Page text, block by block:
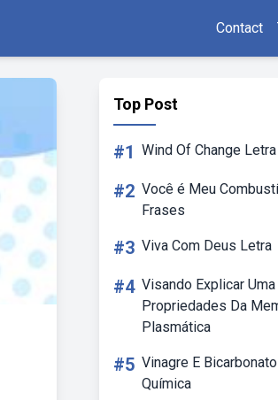
Contact
Top Post
#1 Wind Of Change
#2 Você é Meu
Frases
#3 Viva Com Deus Letra
#4 Visando Explicar
Propriedades Da
Plasmática
#5 Vinagre E
Química